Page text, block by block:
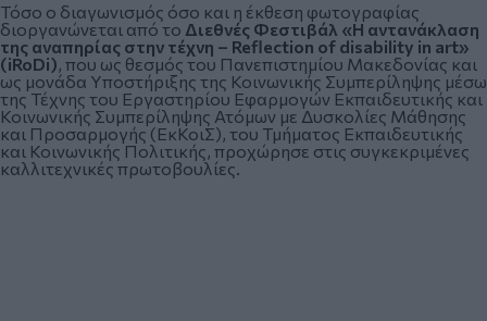
Τόσο ο διαγωνισμός όσο και η έκθεση φωτογραφίας
διοργανώνεται από το Διεθνές Φεστιβάλ «Η αντανάκλαση
της αναπηρίας στην τέχνη – Reflection of disability in art»
(iRoDi), που ως θεσμός του Πανεπιστημίου Μακεδονίας και
ως μονάδα Υποστήριξης της Κοινωνικής Συμπερίληψης μέσω
της Τέχνης του Εργαστηρίου Εφαρμογών Εκπαιδευτικής και
Κοινωνικής Συμπερίληψης Ατόμων με Δυσκολίες Μάθησης
και Προσαρμογής (ΕκΚοιΣ), του Τμήματος Εκπαιδευτικής
και Κοινωνικής Πολιτικής, προχώρησε στις συγκεκριμένες
καλλιτεχνικές πρωτοβουλίες.